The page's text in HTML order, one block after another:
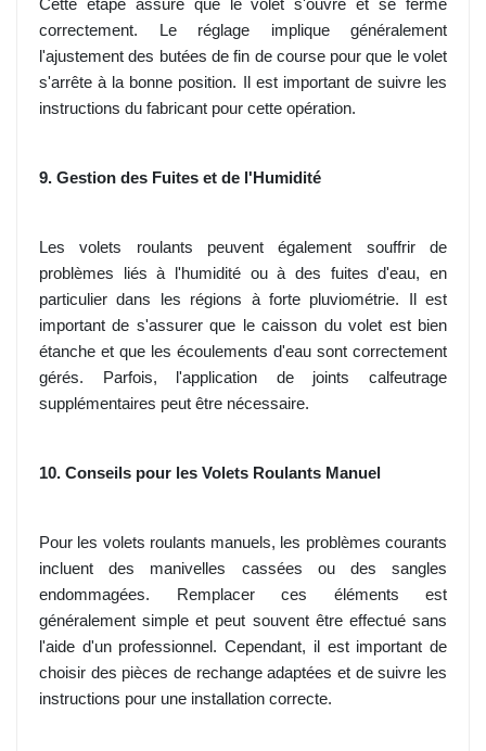
Cette étape assure que le volet s'ouvre et se ferme
correctement. Le réglage implique généralement
l'ajustement des butées de fin de course pour que le volet
s'arrête à la bonne position. Il est important de suivre les
instructions du fabricant pour cette opération.
9. Gestion des Fuites et de l'Humidité
Les volets roulants peuvent également souffrir de
problèmes liés à l'humidité ou à des fuites d'eau, en
particulier dans les régions à forte pluviométrie. Il est
important de s'assurer que le caisson du volet est bien
étanche et que les écoulements d'eau sont correctement
gérés. Parfois, l'application de joints calfeutrage
supplémentaires peut être nécessaire.
10. Conseils pour les Volets Roulants Manuel
Pour les volets roulants manuels, les problèmes courants
incluent des manivelles cassées ou des sangles
endommagées. Remplacer ces éléments est
généralement simple et peut souvent être effectué sans
l'aide d'un professionnel. Cependant, il est important de
choisir des pièces de rechange adaptées et de suivre les
instructions pour une installation correcte.